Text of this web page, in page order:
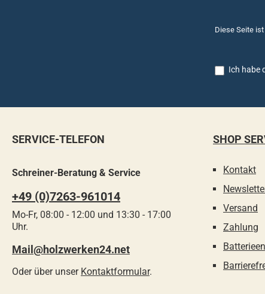
Diese Seite
Ich habe
SERVICE-TELEFON
Schreiner-Beratung & Service
+49 (0)7263-961014
Mo-Fr, 08:00 - 12:00 und 13:30 - 17:00
Uhr.
Mail@holzwerken24.net
Oder über unser Kontaktformular.
SHOP
Kontakt
Versand
Zahlung